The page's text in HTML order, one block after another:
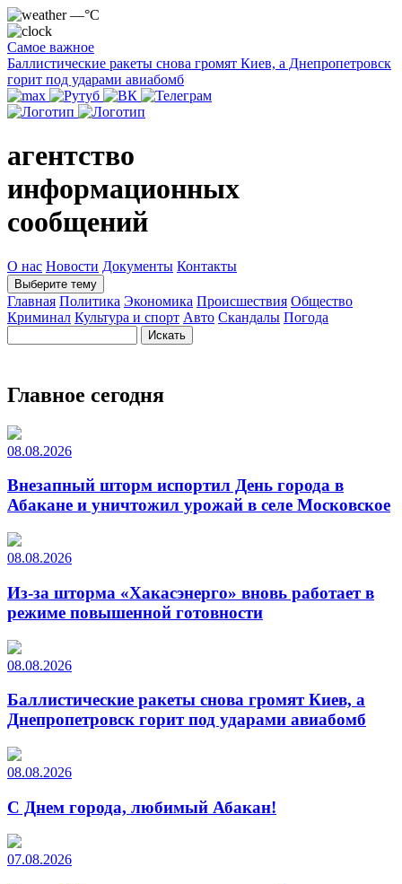
—°C
Самое важное
Баллистические ракеты снова громят Киев, а Днепропетровск
горит под ударами авиабомб
агентство
информационных
сообщений
О нас Новости Документы Контакты
Выберите тему
Главная Политика Экономика Происшествия Общество
Криминал Культура и спорт Авто Скандалы Погода
Главное сегодня
08.08.2026
Внезапный шторм испортил День города в
Абакане и уничтожил урожай в селе Московское
08.08.2026
Из-за шторма «Хакасэнерго» вновь работает в
режиме повышенной готовности
08.08.2026
Баллистические ракеты снова громят Киев, а
Днепропетровск горит под ударами авиабомб
08.08.2026
С Днем города, любимый Абакан!
07.08.2026